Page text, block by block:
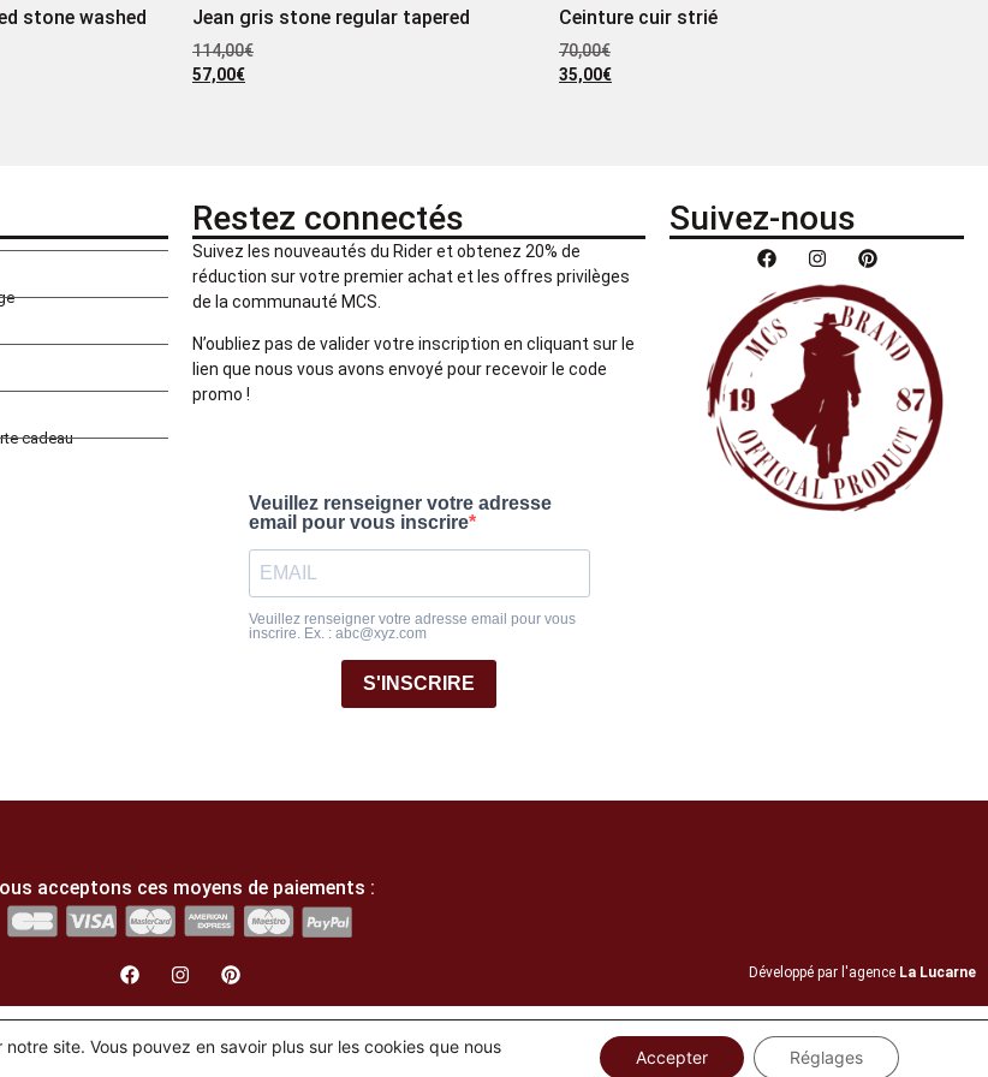
stone washed Jean gris stone regular tapered
114,00€
57,00€
Ceinture cuir strié
70,00€
35,00€
cadeau
Restez connectés
Suivez les nouveautés du Rider et obtenez 20% de
réduction sur votre premier achat et les offres privilèges
de la communauté MCS.
N’oubliez pas de valider votre inscription en cliquant sur le
lien que nous vous avons envoyé pour recevoir le code
promo !
Veuillez renseigner votre adresse
email pour vous inscrire
Veuillez renseigner votre adresse email pour vous
inscrire. Ex. : abc@xyz.com
S'INSCRIRE
Suivez-nous
acceptons ces moyens de paiements :
Développé par l'agence La Lucarne
site. Vous pouvez en savoir plus sur les cookies que nous
Accepter Réglages